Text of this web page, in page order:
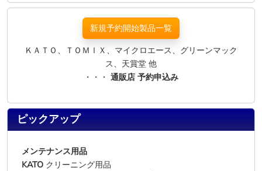
新規予約開始製品一覧
ＫＡＴＯ、ＴＯＭＩＸ、マイクロエース、グリーンマック
ス、天賞堂 他
・・・ 通販店 予約申込み
ピックアップ
メンテナンス用品
KATO クリーニング用品